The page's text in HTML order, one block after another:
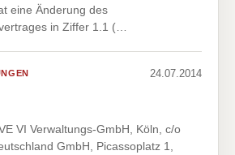
eine Änderung des
in Ziffer 1.1 (…
24.07.2014
VI Verwaltungs-GmbH, Köln, c/o
GmbH, Picassoplatz 1,